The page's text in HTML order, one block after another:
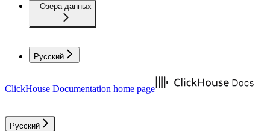
Озера данных
Русский
ClickHouse Documentation home page
Русский